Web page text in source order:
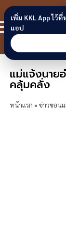
Skip to content
แม่แจ้งนาย
คลุ้มคลั่ง
หน้าแรก »ข่าวขอน
เพิ่ม KKL App ไว้
แอป